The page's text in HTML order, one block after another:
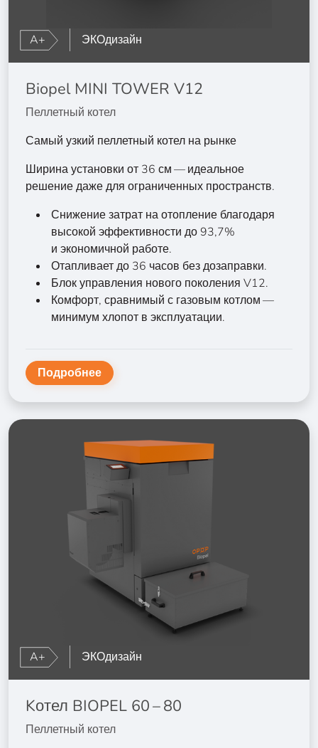
A+ ЭКОдизайн
Biopel MINI TOWER V12
Пеллетный котел
Самый узкий пеллетный котел на рынке
Ширина установки от 36 см — идеальное
решение даже для ограниченных пространств.
Снижение затрат на отопление благодаря
высокой эффективности до 93,7%
и экономичной работе.
Отапливает до 36 часов без дозаправки.
Блок управления нового поколения V12.
Комфорт, сравнимый с газовым котлом —
минимум хлопот в эксплуатации.
Подробнее
A+ ЭКОдизайн
Kотел BIOPEL 60 – 80
Пеллетный котел